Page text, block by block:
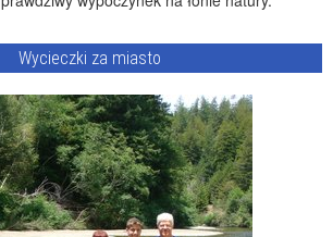
Wycieczki za miasto